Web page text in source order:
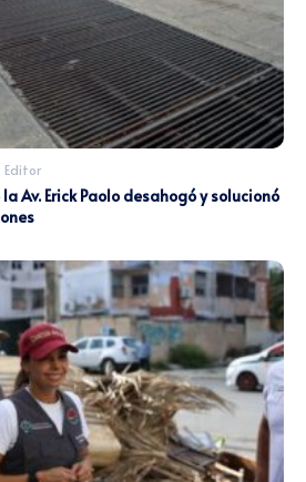
Editor
Av. Erick Paolo desahogó y solucionó